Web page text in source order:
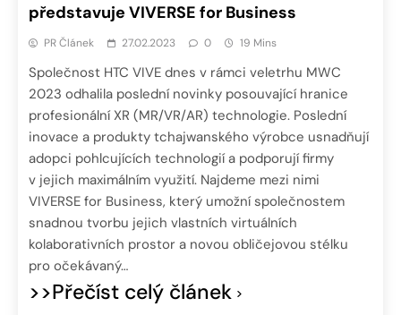
představuje VIVERSE for Business
PR Článek 27.02.2023 0 19 Mins
Společnost HTC VIVE dnes v rámci veletrhu MWC
2023 odhalila poslední novinky posouvající hranice
profesionální XR (MR/VR/AR) technologie. Poslední
inovace a produkty tchajwanského výrobce usnadňují
adopci pohlcujících technologií a podporují firmy
v jejich maximálním využití. Najdeme mezi nimi
VIVERSE for Business, který umožní společnostem
snadnou tvorbu jejich vlastních virtuálních
kolaborativních prostor a novou obličejovou stélku
pro očekávaný…
>>Přečíst celý článek